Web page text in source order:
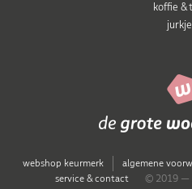
koffie &
webshop keurmerk algemene
service & contact
© 2019 —